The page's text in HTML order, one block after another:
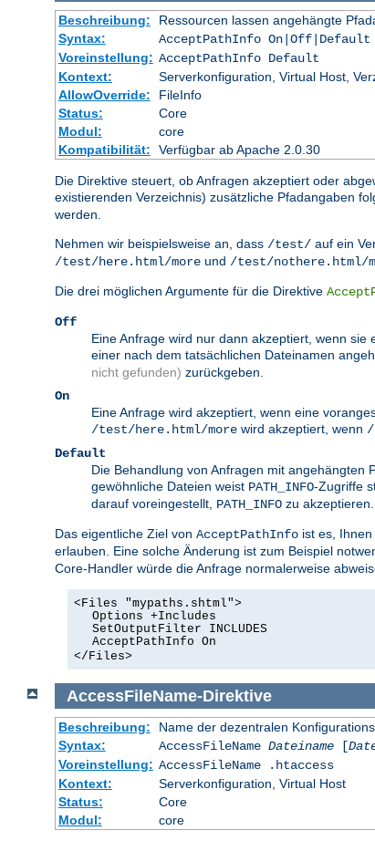
Beschreibung:
Ressourcen lassen angehängte
Syntax:
AcceptPathInfo On|Off|Default
Voreinstellung: AcceptPathInfo Default
Kontext:
Serverkonfiguration, Virtual Host,
AllowOverride:
FileInfo
Status:
Core
Modul:
core
Kompatibilität:
Verfügbar ab Apache 2.0.30
Die Direktive steuert, ob Anfragen akzeptiert oder
existierenden Verzeichnis) zusätzliche Pfadangaben
werden.
Nehmen wir beispielsweise an, dass /test/ auf ein
/test/here.html/more und /test/nothere.html/
Die drei möglichen Argumente für die Direktive
Off
Eine Anfrage wird nur dann akzeptiert, wenn
einer nach dem tatsächlichen Dateinamen
nicht gefunden) zurückgeben.
On
Eine Anfrage wird akzeptiert, wenn eine
/test/here.html/more wird akzeptiert, wenn /
Default
Die Behandlung von Anfragen mit angehängten
gewöhnliche Dateien weist PATH_INFO-Zugriffe
darauf voreingestellt, PATH_INFO zu akzeptieren.
Das eigentliche Ziel von AcceptPathInfo ist es,
erlauben. Eine solche Änderung ist zum Beispiel
Core-Handler würde die Anfrage normalerweise
<Files "mypaths.shtml">
Options +Includes
SetOutputFilter INCLUDES
AcceptPathInfo On
</Files>
AccessFileName-Direktive
Beschreibung:
Name der dezentralen
Syntax:
AccessFileName Dateiname[
Voreinstellung: AccessFileName .htaccess
Kontext:
Serverkonfiguration, Virtual Host
Status:
Core
Modul:
core